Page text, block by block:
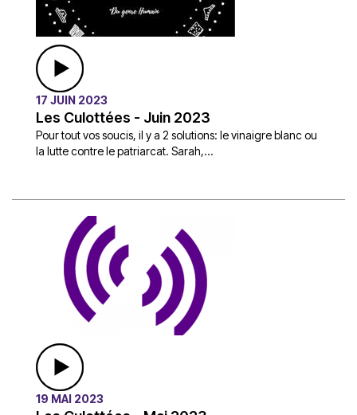
17 JUIN 2023
Les Culottées - Juin 2023
Pour tout vos soucis, il y a 2 solutions: le vinaigre blanc ou
la lutte contre le patriarcat. Sarah,...
19 MAI 2023